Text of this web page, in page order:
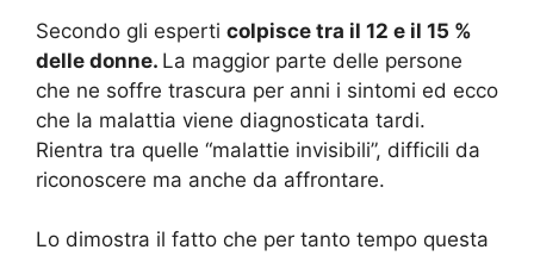
Secondo gli esperti colpisce tra il 12 e il 15 %
delle donne. La maggior parte delle persone
che ne soffre trascura per anni i sintomi ed ecco
che la malattia viene diagnosticata tardi.
Rientra tra quelle “malattie invisibili”, difficili da
riconoscere ma anche da affrontare.
Lo dimostra il fatto che per tanto tempo questa